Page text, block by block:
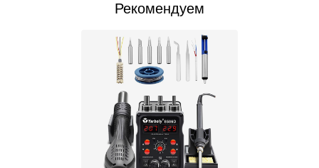
Рекомендуем